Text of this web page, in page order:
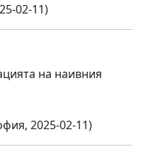
02-11)
на наивния
2025-02-11)